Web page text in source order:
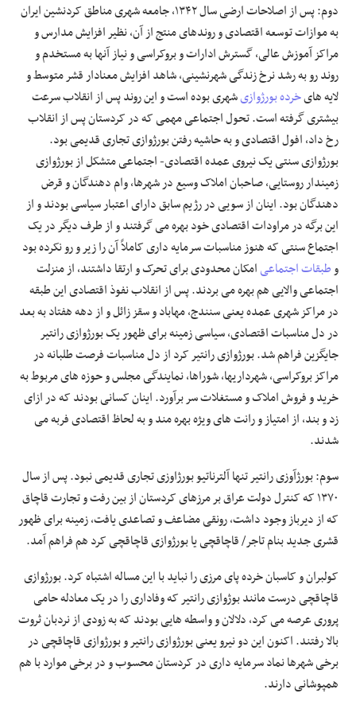
دوم: پس از اصلاحات ارضی سال ۱۳۴۲، جامعه شهری مناطق کردنشین ایران
به موازات توسعه اقتصادی و روندهای منتج از آن، نظیر افزایش مدارس و
مراکز آموزش عالی، گسترش ادارات و بروکراسی و نیاز آنها به مستخدم و
روند رو به رشد نرخ زندگی شهرنشینی، شاهد افزایش معنادار قشر متوسط و
لایه هایخرده بورژوازیشهری بوده است و این روند پس از انقلاب سرعت
بیشتری گرفته است. تحول اجتماعی مهمی که در کردستان پس از انقلاب
رخ داد، افول اقتصادی و به حاشیه رفتن بورژوازی تجاری قدیمی بود.
بورژوازی سنتی یک نیروی عمده اقتصادی- اجتماعی متشکل از بورژوازی
زمیندار روستایی، صاحبان املاک وسیع در شهرها، وام دهندگان و قرض
دهندگان بود. اینان از سویی در رژیم سابق دارای اعتبار سیاسی بودند و از
این برگه در مراودات اقتصادی خود بهره می گرفتند و از طرف دیگر در یک
اجتماع سنتی که هنوز مناسبات سرمایه داری کاملاً آن را زیر و رو نکرده بود
وطبقات اجتماعیامکان محدودی برای تحرک و ارتقا داشتند، از منزلت
اجتماعی والایی هم بهره می بردند. پس از انقلاب نفوذ اقتصادی این طبقه
در مراکز شهری عمده یعنی سنندج، مهاباد و سقز زائل و از دهه هفتاد به بعد
در دل مناسبات اقتصادی، سیاسی زمینه برای ظهور یک بورژوازی رانتیر
جایگزین فراهم شد. بورژوازی رانتیر کرد از دل مناسبات فرصت طلبانه در
مراکز بروکراسی، شهرداریها، شوراها، نمایندگی مجلس و حوزه های مربوط به
خرید و فروش املاک و مستغلات سر برآورد. اینان کسانی بودند که در ازای
زد و بند، از امتیاز و رانت های ویژه بهره مند و به لحاظ اقتصادی فربه می
شدند.
سوم: بورژآوزی رانتیر تنها آلترناتیو بورژاوزی تجاری قدیمی نبود. پس از سال
۱۳۷۰ که کنترل دولت عراق بر مرزهای کردستان از بین رفت و تجارت قاچاق
که از دیرباز وجود داشت، رونقی مضاعف و تصاعدی یافت، زمینه برای ظهور
قشری جدید بنام تاجر/ قاچاقچی یا بورژوازی قاچاقچی کرد هم فراهم آمد.
کولبران و کاسبان خرده پای مرزی را نباید با این مساله اشتباه کرد. بورژوازی
قاچاقچی درست مانند بوژوازی رانتیر که وفاداری را در یک معادله حامی
پروری عرصه می کرد، دلالان و واسطه هایی بودند که به زودی از نردبان ثروت
بالا رفتند. اکنون این دو نیرو یعنی بورژوازی رانتیر و بورژوازی قاچاقچی در
برخی شهرها نماد سرمایه داری در کردستان محسوب و در برخی موارد با هم
همپوشانی دارند.